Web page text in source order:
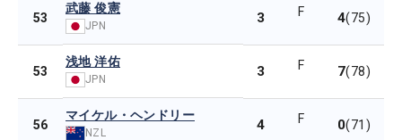
53
武藤 俊憲
JPN 3 F 4(75)
53
浅地 洋佑
JPN 3 F 7(78)
56
マイケル・ヘンドリー
NZL 4 F 0(71)